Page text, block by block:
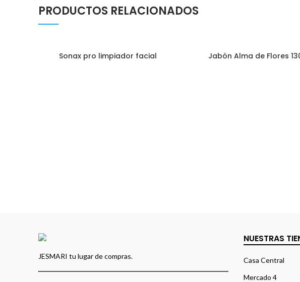
PRODUCTOS RELACIONADOS
Sonax pro limpiador facial Jabón Alma de Flores
JESMARI tu lugar de compras.
NUESTRAS
Casa Central
Mercado 4